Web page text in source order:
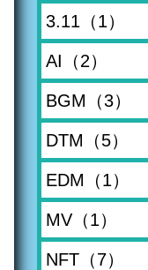
3.11 （1）
AI （2）
BGM （3）
DTM （5）
EDM （1）
MV（1）
NFT（7）